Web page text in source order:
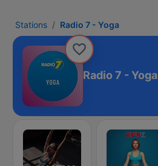
Stations Radio 7 - Yoga
Radio 7 - Yoga